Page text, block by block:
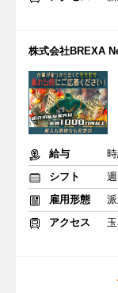
株式会社BREXA
給与
シフト
雇用形態
アクセス